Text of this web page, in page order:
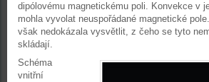
dipólovému magnetickému poli. Konvekce v
mohla vyvolat neuspořádané magnetické
však nedokázala vysvětlit, z čeho se tyto
skládají.
Schéma
vnitřní